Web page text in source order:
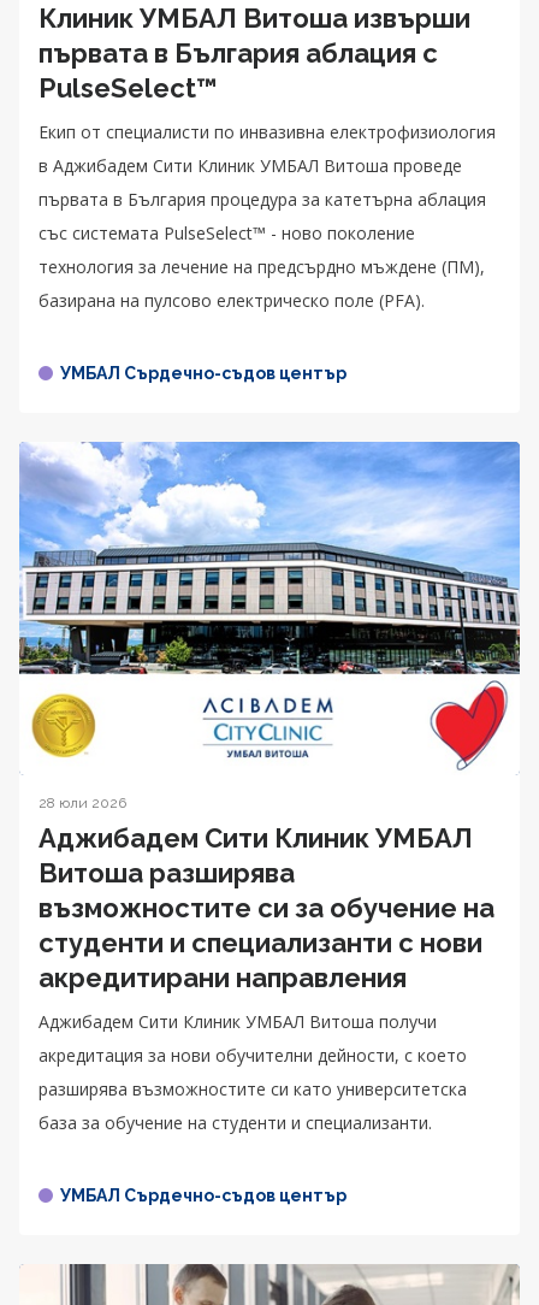
Клиник УМБАЛ Витоша извърши
първата в България аблация с
PulseSelect™
Екип от специалисти по инвазивна електрофизиология
в Аджибадем Сити Клиник УМБАЛ Витоша проведе
първата в България процедура за катетърна аблация
със системата PulseSelect™ - новo поколение
технология за лечение на предсърдно мъждене (ПМ),
базирана на пулсово електрическо поле (PFA).
УМБАЛ Сърдечно-съдов център
28 юли 2026
Аджибадем Сити Клиник УМБАЛ
Витоша разширява
възможностите си за обучение на
студенти и специализанти с нови
акредитирани направления
Аджибадем Сити Клиник УМБАЛ Витоша получи
акредитация за нови обучителни дейности, с което
разширява възможностите си като университетска
база за обучение на студенти и специализанти.
УМБАЛ Сърдечно-съдов център